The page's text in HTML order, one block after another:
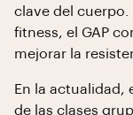
clave del cuerpo.
fitness, el GAP
mejorar la
En la actualidad,
de las clases